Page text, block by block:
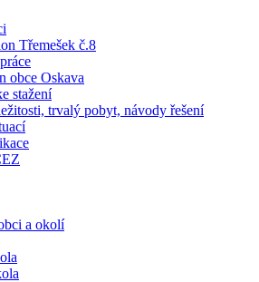
Třemešek č.8
obce Oskava
stažení
trvalý pobyt, návody řešení
a okolí